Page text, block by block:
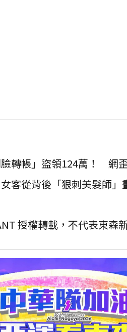
轉帳」盜領124萬！ 網
客從背後「狠刺美髮師」
授權轉載，不代表東森